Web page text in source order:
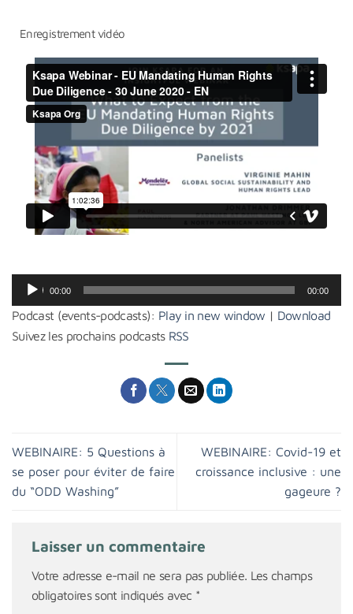
Enregistrement vidéo
Lecteur
audio
00:00 00:00
Podcast (events-podcasts): Play in new window | Download
Suivez les prochains podcasts RSS
WEBINAIRE: 5 Questions à
se poser pour éviter de faire
du “ODD Washing”
WEBINAIRE: Covid-19 et
croissance inclusive : une
gageure ?
Laisser un commentaire
Votre adresse e-mail ne sera pas publiée. Les champs
obligatoires sont indiqués avec *